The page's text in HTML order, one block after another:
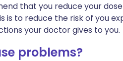
that you reduce your
is to reduce the risk of you
your doctor gives to you.
problems?